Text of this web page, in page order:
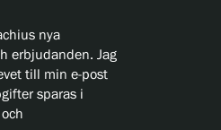
nya
erbjudanden. Jag
till min e-post
sparas i